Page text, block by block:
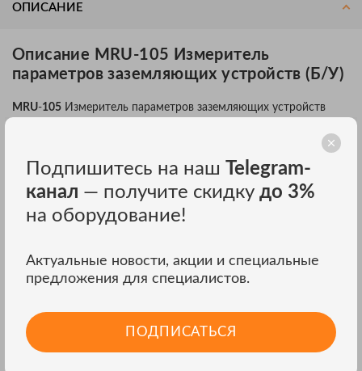
ОПИСАНИЕ
Описание MRU-105 Измеритель
параметров заземляющих устройств (Б/У)
MRU-105 Измеритель параметров заземляющих устройств
Предназначен для измерения сопротивления заземляющих
современной конструкции прибор характеризуется хорошими
эргономичными показателями и широкими измерительными
функциями (в том числе анализ условий, отрицательно
влияющих на точность полученных результатов). Прибор MRU-
105 укомплектован токоизмерительными клещами для
разъединения заземлителей. Уникальная конструкция катушек
с сохранением контакта с зондом.
Технические данные
Измерение сопротивления заземляющих устройств трех- и
Подпишитесь на наш Telegram-
канал — получите скидку до 3%
на оборудование!
Актуальные новости, акции и специальные
предложения для специалистов.
ПОДПИСАТЬСЯ